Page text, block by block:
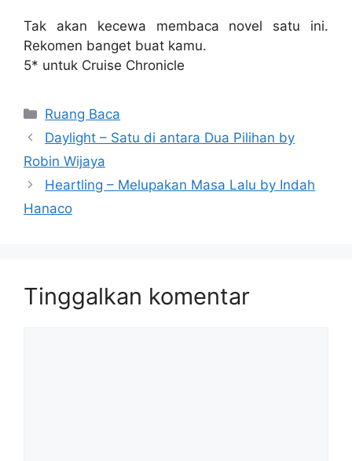
Tak akan kecewa membaca novel satu ini.
Rekomen banget buat kamu.
5* untuk Cruise Chronicle
Kategori
Ruang Baca
Daylight – Satu di antara Dua Pilihan by
Robin Wijaya
Heartling – Melupakan Masa Lalu by Indah
Hanaco
Tinggalkan komentar